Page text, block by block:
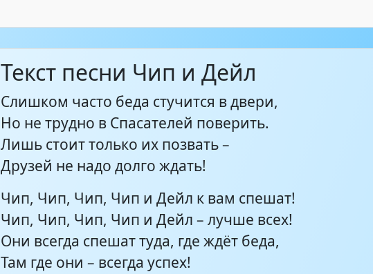
Текст песни Чип и Дейл
Слишком часто беда стучится в двери,
Но не трудно в Спасателей поверить.
Лишь стоит только их позвать –
Друзей не надо долго ждать!
Чип, Чип, Чип, Чип и Дейл к вам спешат!
Чип, Чип, Чип, Чип и Дейл – лучше всех!
Они всегда спешат туда, где ждёт беда,
Там где они – всегда успех!